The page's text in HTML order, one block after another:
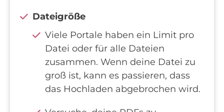
Dateigröße
Viele Portale haben ein Limit pro
Datei oder für alle Dateien
zusammen. Wenn deine Datei zu
groß ist, kann es passieren, dass
das Hochladen abgebrochen wird.